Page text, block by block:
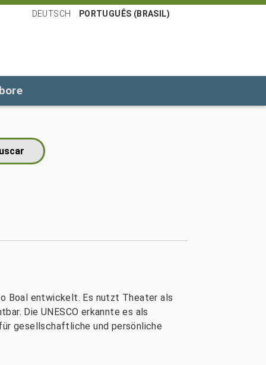
DEUTSCH PORTUGUÊS (BRASIL)
Boal entwickelt. Es nutzt Theater als
Die UNESCO erkannte es als
gesellschaftliche und persönliche